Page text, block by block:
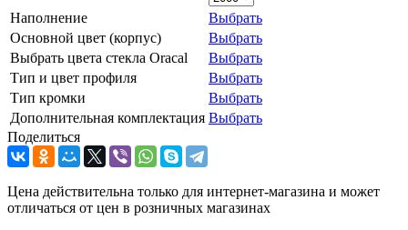
Наполнение
Выбрать
Основной цвет (корпус)
Выбрать
Выбрать цвета стекла Oracal
Выбрать
Тип и цвет профиля
Выбрать
Тип кромки
Выбрать
Дополнительная комплектация Выбрать
Поделиться
Цена действительна только для интернет-магазина и может
отличаться от цен в розничных магазинах